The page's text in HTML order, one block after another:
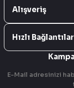
Alışveriş
Hızlı Bağlantılar
E-Mail adresinizi